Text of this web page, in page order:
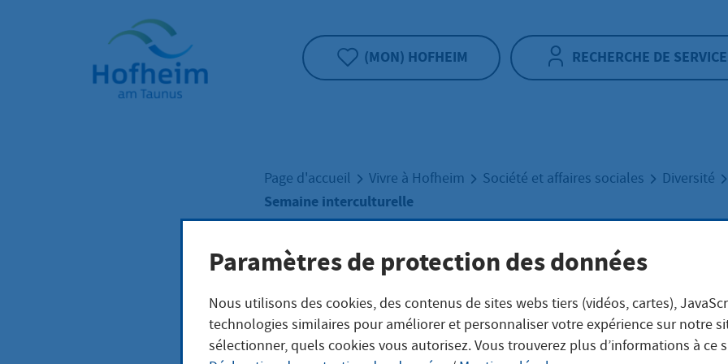
Accueil"
(MON) HOFHEIM RECHERCHE DE
Page d'accueil Vivre à Hofheim Société et affaires sociales Diversité
Semaine interculturelle
Semaine
Paramètres de protection des données
Nous utilisons des cookies, des contenus de sites webs tiers (vidéos, cartes),
technologies similaires pour améliorer et personnaliser votre expérience sur notre
sélectionner, quels cookies vous autorisez. Vous trouverez plus d’informations à ce